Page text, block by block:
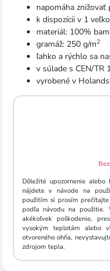
napomáha
k dispozícii v 1
materiál: 100%
gramáž: 250 g/m2
ľahko a rýchlo sa
v súlade s CEN/TR
vyrobené v
Dôležité upozornenie
nájdete v návode na
použitím si prosím
podľa návodu na použitie.
akékoľvek poškodenie,
vysokým teplotám alebo
otvoreného ohňa,
zdrojom tepla.